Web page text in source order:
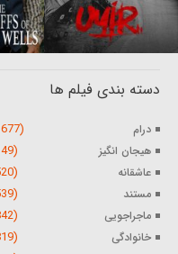
دسته بندی فیلم ها
درام (21677)
هیجان انگیز (9149)
عاشقانه (6520)
مستند (5539)
ماجراجویی (3842)
خانوادگی (2819)